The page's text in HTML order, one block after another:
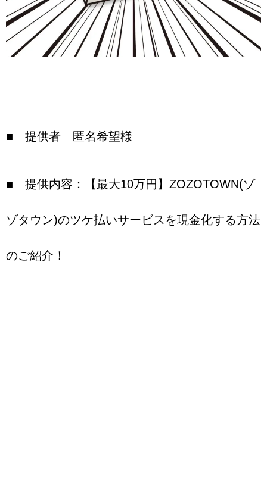
■ 提供者 匿名希望様
■ 提供内容：【最大10万円】ZOZOTOWN(ゾ
ゾタウン)のツケ払いサービスを現金化する方法
のご紹介！